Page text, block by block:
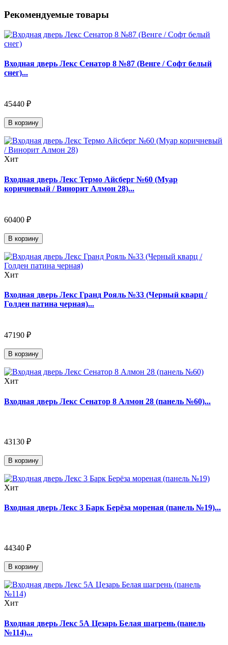
Рекомендуемые товары
Входная дверь Лекс Сенатор 8 №87 (Венге / Софт белый
снег)...
45440 ₽
В корзину
Хит
Входная дверь Лекс Термо Айсберг №60 (Муар
коричневый / Винорит Алмон 28)...
60400 ₽
В корзину
Хит
Входная дверь Лекс Гранд Рояль №33 (Черный кварц /
Голден патина черная)...
47190 ₽
В корзину
Хит
Входная дверь Лекс Сенатор 8 Алмон 28 (панель №60)...
43130 ₽
В корзину
Хит
Входная дверь Лекс 3 Барк Берёза мореная (панель №19)...
44340 ₽
В корзину
Хит
Входная дверь Лекс 5А Цезарь Белая шагрень (панель
№114)...